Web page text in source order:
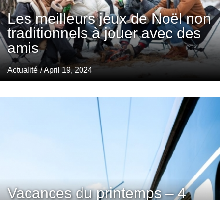
Les meilleurs jeux de Noël non
traditionnels à jouer avec des
amis
Actualité / April 19, 2024
Vacances du printemps – 4